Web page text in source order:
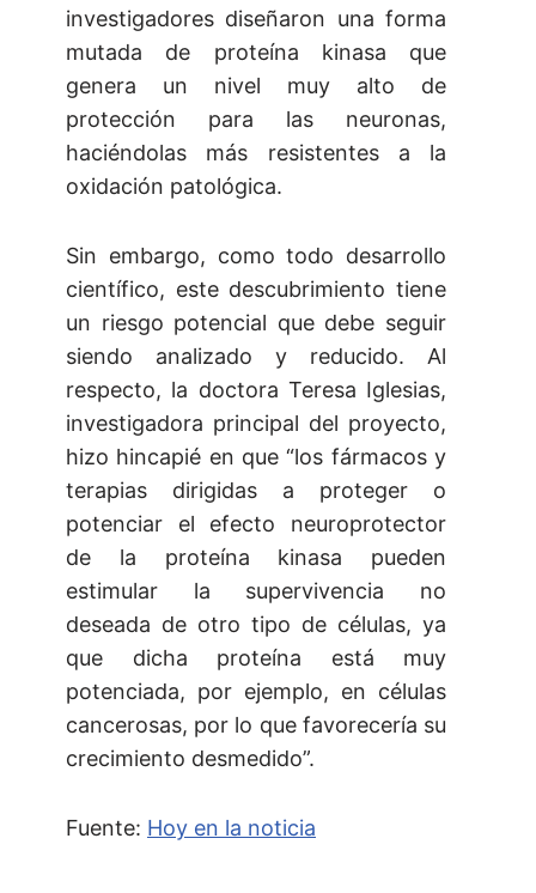
investigadores diseñaron una forma
mutada de proteína kinasa que
genera un nivel muy alto de
protección para las neuronas,
haciéndolas más resistentes a la
oxidación patológica.
Sin embargo, como todo desarrollo
científico, este descubrimiento tiene
un riesgo potencial que debe seguir
siendo analizado y reducido. Al
respecto, la doctora Teresa Iglesias,
investigadora principal del proyecto,
hizo hincapié en que “los fármacos y
terapias dirigidas a proteger o
potenciar el efecto neuroprotector
de la proteína kinasa pueden
estimular la supervivencia no
deseada de otro tipo de células, ya
que dicha proteína está muy
potenciada, por ejemplo, en células
cancerosas, por lo que favorecería su
crecimiento desmedido”.
Fuente: Hoy en la noticia